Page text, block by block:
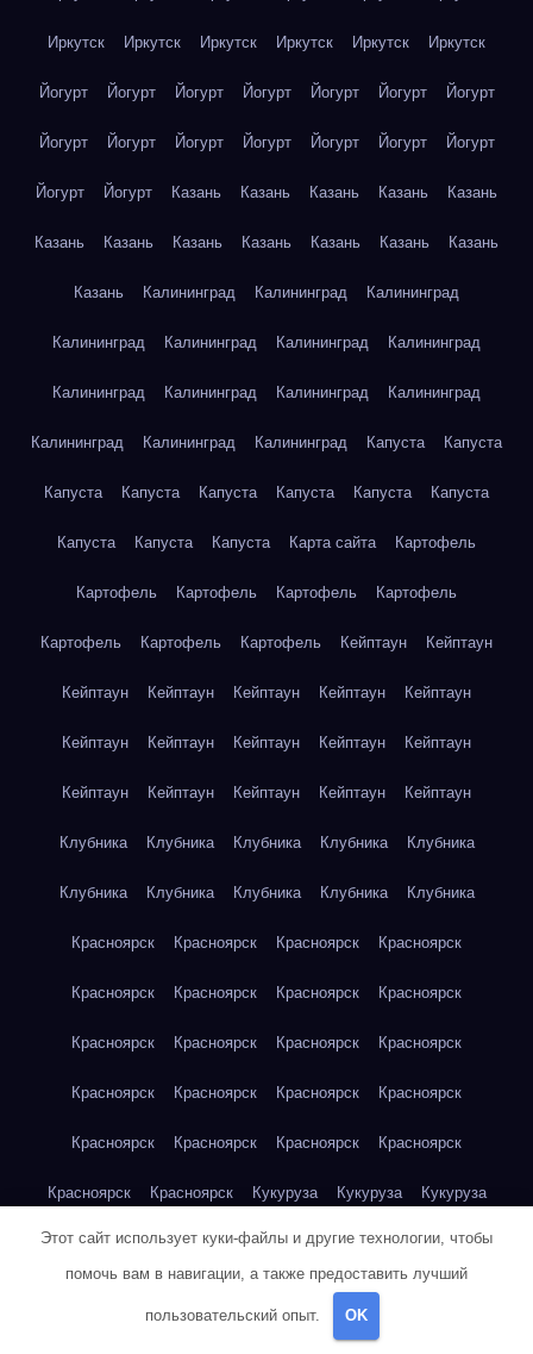
Иркутск Иркутск Иркутск Иркутск Иркутск Иркутск
Йогурт Йогурт Йогурт Йогурт Йогурт Йогурт Йогурт
Йогурт Йогурт Йогурт Йогурт Йогурт Йогурт Йогурт
Йогурт Йогурт Казань Казань Казань Казань Казань
Казань Казань Казань Казань Казань Казань Казань
Казань Калининград Калининград Калининград
Калининград Калининград Калининград Калининград
Калининград Калининград Калининград Калининград
Калининград Калининград Калининград Капуста Капуста
Капуста Капуста Капуста Капуста Капуста Капуста
Капуста Капуста Капуста Карта сайта Картофель
Картофель Картофель Картофель Картофель
Картофель Картофель Картофель Кейптаун Кейптаун
Кейптаун Кейптаун Кейптаун Кейптаун Кейптаун
Кейптаун Кейптаун Кейптаун Кейптаун Кейптаун
Кейптаун Кейптаун Кейптаун Кейптаун Кейптаун
Клубника Клубника Клубника Клубника Клубника
Клубника Клубника Клубника Клубника Клубника
Красноярск Красноярск Красноярск Красноярск
Красноярск Красноярск Красноярск Красноярск
Красноярск Красноярск Красноярск Красноярск
Красноярск Красноярск Красноярск Красноярск
Красноярск Красноярск Красноярск Красноярск
Красноярск Красноярск Кукуруза Кукуруза Кукуруза
Кукуруза Кукуруза Кукуруза Кукуруза Кукуруза
Кукуруза
Куриная грудка
Этот сайт использует куки-файлы и другие технологии, чтобы
помочь вам в навигации, а также предоставить лучший
пользовательский опыт. OK